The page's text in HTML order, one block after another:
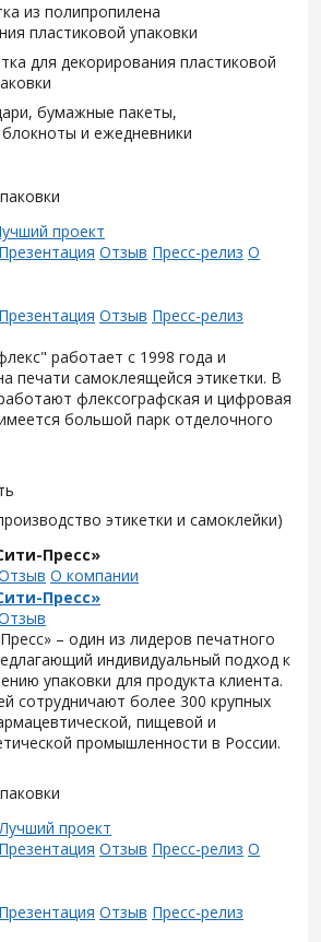
из полипропилена
пластиковой упаковки
для декорирования пластиковой
бумажные пакеты,
и ежедневники
Презентация Отзыв Пресс-релиз О
Презентация Отзыв Пресс-релиз
работает с 1998 года и
печати самоклеящейся этикетки. В
флексографская и цифровая
большой парк отделочного
этикетки и самоклейки)
Пресс»
О компании
Пресс»
– один из лидеров печатного
индивидуальный подход к
упаковки для продукта клиента.
сотрудничают более 300 крупных
пищевой и
промышленности в России.
Презентация Отзыв Пресс-релиз О
Презентация Отзыв Пресс-релиз